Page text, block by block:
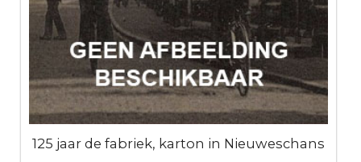
125 jaar de fabriek, karton in Nieuweschans